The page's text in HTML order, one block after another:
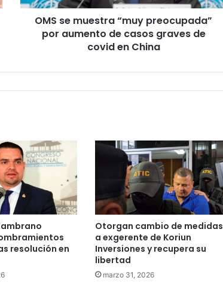
casos
gravesOMS se muestra “muy preocupada”
por aumento de casos graves de
covid en China
resolución en
Otorgan cambio de medidas
a exgerente de Koriun
Inversiones y recupera su
libertad
marzo 31, 2026